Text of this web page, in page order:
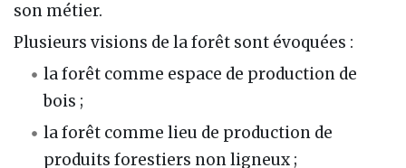
son métier.
Plusieurs visions de la forêt sont évoquées :
la forêt comme espace de production de
bois ;
la forêt comme lieu de production de
produits forestiers non ligneux ;